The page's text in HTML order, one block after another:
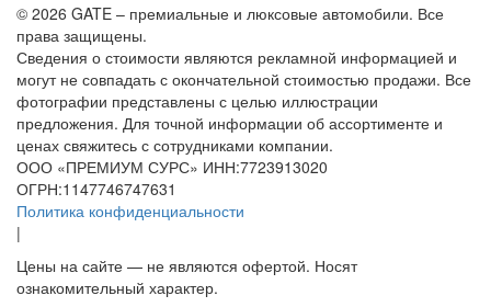
© 2026 GATE – премиальные и люксовые автомобили. Все
права защищены.
Сведения о стоимости являются рекламной информацией и
могут не совпадать с окончательной стоимостью продажи. Все
фотографии представлены с целью иллюстрации
предложения. Для точной информации об ассортименте и
ценах свяжитесь с сотрудниками компании.
ООО «ПРЕМИУМ СУРС» ИНН:7723913020
ОГРН:1147746747631
Политика конфиденциальности
|
Цены на сайте — не являются офертой. Носят
ознакомительный характер.